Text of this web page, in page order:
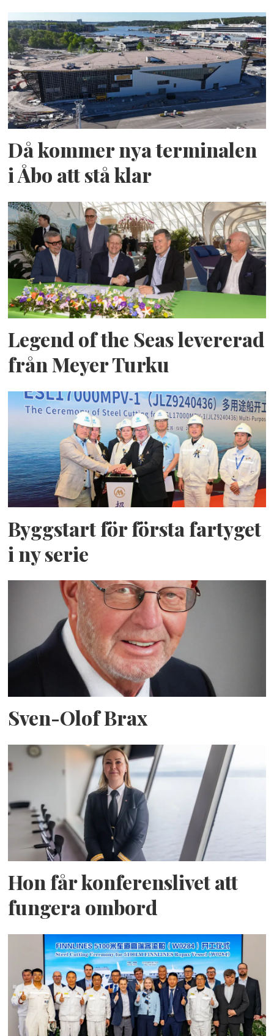
Då kommer nya terminalen
i Åbo att stå klar
Legend of the Seas levererad
från Meyer Turku
Byggstart för första fartyget
i ny serie
Sven-Olof Brax
Hon får konferenslivet att
fungera ombord